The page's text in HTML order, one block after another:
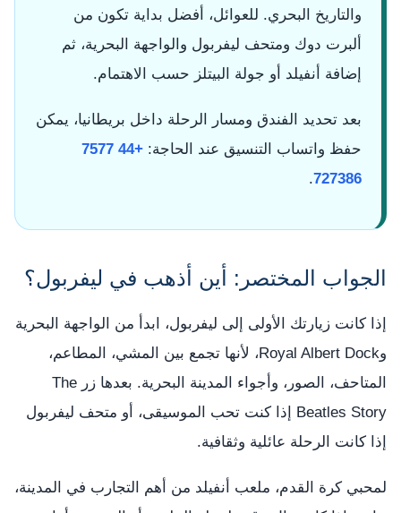
والتاريخ البحري. للعوائل، أفضل بداية تكون من
ألبرت دوك ومتحف ليفربول والواجهة البحرية، ثم
إضافة أنفيلد أو جولة البيتلز حسب الاهتمام.
بعد تحديد الفندق ومسار الرحلة داخل بريطانيا، يمكن
حفظ واتساب التنسيق عند الحاجة:
+44 7577
727386
.
الجواب المختصر: أين أذهب في ليفربول؟
إذا كانت زيارتك الأولى إلى ليفربول، ابدأ من الواجهة البحرية
وRoyal Albert Dock، لأنها تجمع بين المشي، المطاعم،
المتاحف، الصور، وأجواء المدينة البحرية. بعدها زر The
Beatles Story إذا كنت تحب الموسيقى، أو متحف ليفربول
إذا كانت الرحلة عائلية وثقافية.
لمحبي كرة القدم، ملعب أنفيلد من أهم التجارب في المدينة،